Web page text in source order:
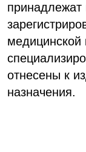
принадлежат
отнесены к
назначения.